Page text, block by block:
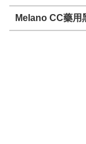
Melano CC藥用